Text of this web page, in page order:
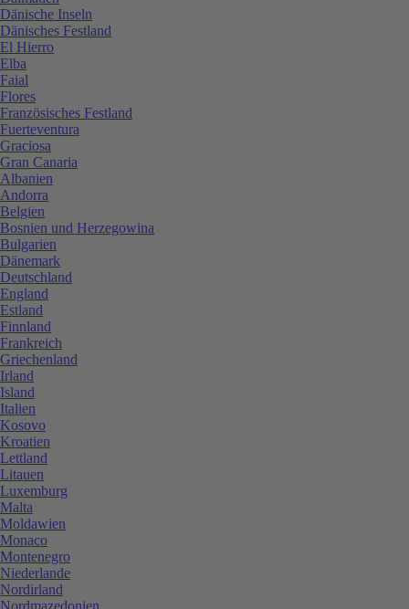
Dänische Inseln
Dänisches Festland
El Hierro
Elba
Faial
Flores
Französisches Festland
Fuerteventura
Graciosa
Gran Canaria
Albanien
Andorra
Belgien
Bosnien und Herzegowina
Bulgarien
Dänemark
Deutschland
England
Estland
Finnland
Frankreich
Griechenland
Irland
Island
Italien
Kosovo
Kroatien
Lettland
Litauen
Luxemburg
Malta
Moldawien
Monaco
Montenegro
Niederlande
Nordirland
Nordmazedonien